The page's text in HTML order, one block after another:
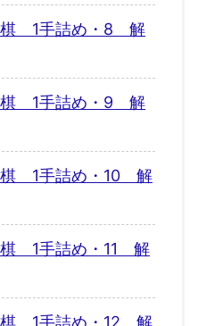
棋 1手詰め・8 解
棋 1手詰め・9 解
棋 1手詰め・10 解
棋 1手詰め・11 解
棋 1手詰め・12 解